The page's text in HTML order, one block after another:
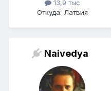
13,9 тыс
Откуда: Латвия
Naivedya